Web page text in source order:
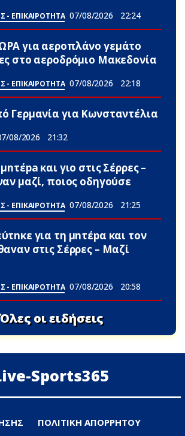
- ΕΠΙΚΑΙΡΟΤΗΤΑ 07/08/2026 22:24
για αεροπλάνο γεμάτο
στο αεροδρόμιο Μακεδονία
- ΕΠΙΚΑΙΡΟΤΗΤΑ 07/08/2026 22:18
Γερμανία για Κωνσταντέλια
08/2026 21:32
και γιο στις Σέρρες –
μαζί, ποιος οδηγούσε
- ΕΠΙΚΑΙΡΟΤΗΤΑ 07/08/2026 21:25
για τη μnτέpα και τον
στις Σέρρες – Μαζί
- ΕΠΙΚΑΙΡΟΤΗΤΑ 07/08/2026 20:58
οι ειδήσεις
Sports365
ΠΟΛΙΤΙΚΗ ΑΠΟΡΡΗΤΟΥ